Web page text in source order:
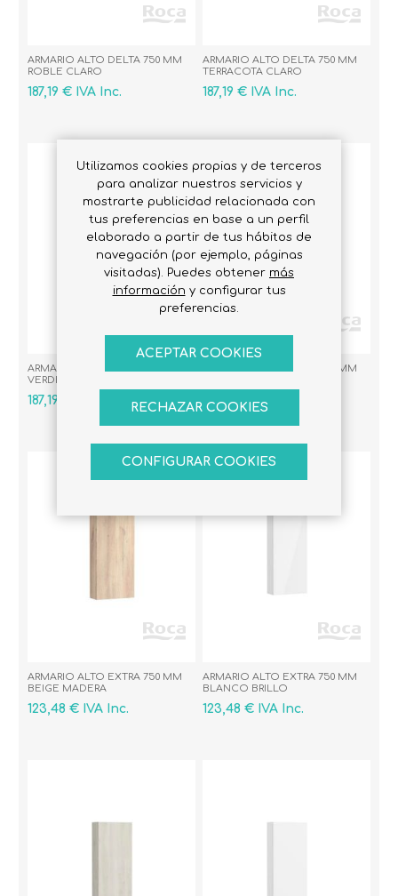
ARMARIO ALTO DELTA 750 MM
ROBLE CLARO
187,19 € IVA Inc.
ARMARIO ALTO DELTA 750 MM
TERRACOTA CLARO
187,19 € IVA Inc.
ARMARIO ALTO DELTA 750 MM
VERDE MATE
187,19 € IVA Inc.
ARMARIO ALTO EXTRA 750 MM
123,48 € IVA Inc.
ARMARIO ALTO EXTRA 750 MM
BEIGE MADERA
123,48 € IVA Inc.
ARMARIO ALTO EXTRA 750 MM
BLANCO BRILLO
123,48 € IVA Inc.
Utilizamos cookies propias y de terceros
para analizar nuestros servicios y
mostrarte publicidad relacionada con
tus preferencias en base a un perfil
elaborado a partir de tus hábitos de
navegación (por ejemplo, páginas
visitadas). Puedes obtener más
información y configurar tus
preferencias.
ACEPTAR COOKIES
RECHAZAR COOKIES
CONFIGURAR COOKIES